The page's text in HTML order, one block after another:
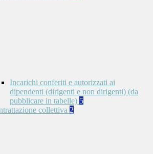
Incarichi conferiti e autorizzati ai
dipendenti (dirigenti e non dirigenti) (da
pubblicare in tabelle) 5
collettiva 2